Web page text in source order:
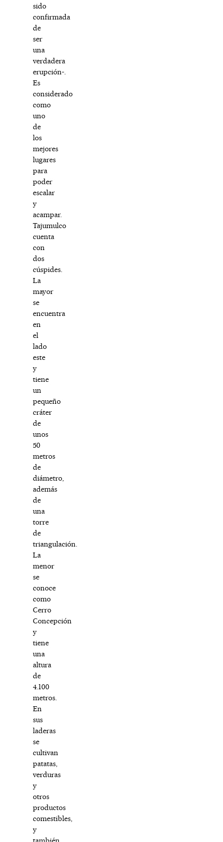
sido
confirmada
de
ser
una
verdadera
erupción­-.
Es
considerado
como
uno
de
los
mejores
lugares
para
poder
escalar
y
acampar.
Tajumulco
cuenta
con
dos
cúspides.
La
mayor
se
encuentra
en
el
lado
este
y
tiene
un
pequeño
cráter
de
unos
50
metros
de
diámetro,
además
de
una
torre
de
triangulación.
La
menor
se
conoce
como
Cerro
Concepción
y
tiene
una
altura
de
4.100
metros.
En
sus
laderas
se
cultivan
patatas,
verduras
y
otros
productos
comestibles,
y